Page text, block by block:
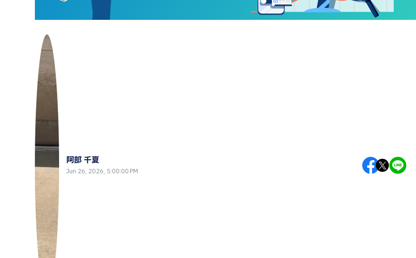
阿部 千夏
Jun 26, 2026, 5:00:00 PM